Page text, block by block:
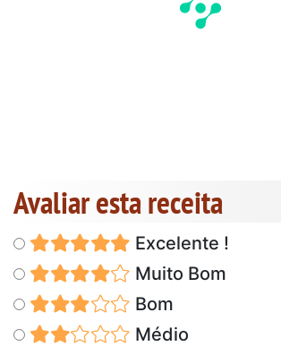
Avaliar esta receita
Excelente !
Muito Bom
Bom
Médio